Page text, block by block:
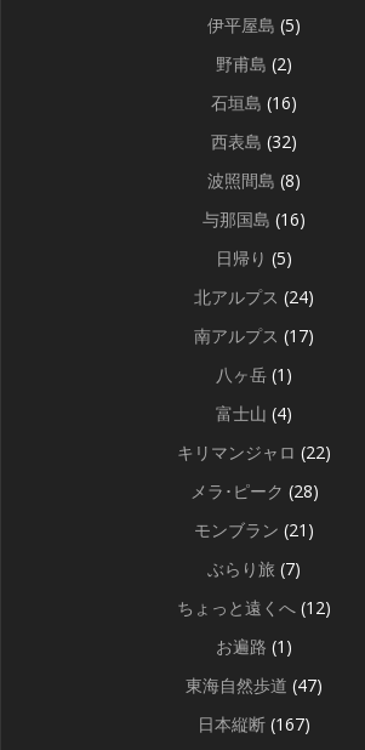
伊平屋島 (5)
野甫島 (2)
石垣島 (16)
西表島 (32)
波照間島 (8)
与那国島 (16)
日帰り (5)
北アルプス (24)
南アルプス (17)
八ヶ岳 (1)
富士山 (4)
キリマンジャロ (22)
メラ･ピーク (28)
モンブラン (21)
ぶらり旅 (7)
ちょっと遠くへ (12)
お遍路 (1)
東海自然歩道 (47)
日本縦断 (167)